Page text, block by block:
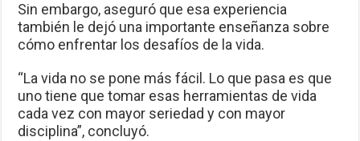
Sin embargo, aseguró que esa experiencia
también le dejó una importante enseñanza sobre
cómo enfrentar los desafíos de la vida.
“La vida no se pone más fácil. Lo que pasa es que
uno tiene que tomar esas herramientas de vida
cada vez con mayor seriedad y con mayor
disciplina”, concluyó.